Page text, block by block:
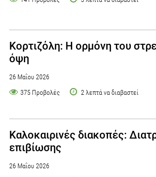
Κορτιζόλη: Η ορμόνη του
όψη
26 Μαΐου 2026
375 Προβολές
2 λεπτά να διαβαστεί
Καλοκαιρινές διακοπές:
επιβίωσης
26 Μαΐου 2026